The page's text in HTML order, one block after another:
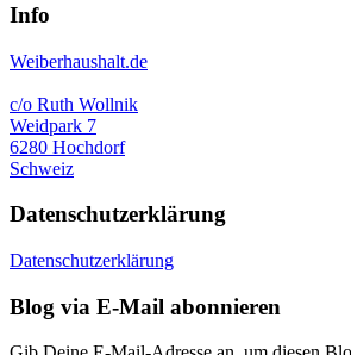
Info
Weiberhaushalt.de
c/o Ruth Wollnik
Weidpark 7
6280 Hochdorf
Schweiz
Datenschutzerklärung
Datenschutzerklärung
Blog via E-Mail abonnieren